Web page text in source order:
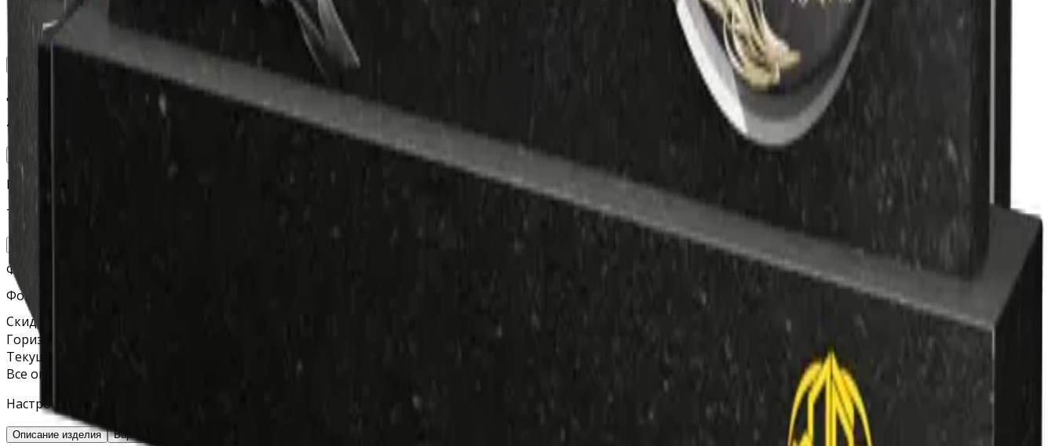
Портрет (ручная гравировка, 24×30)
18 000 руб.
Доп. изображения (гравировка станок)
4 000 руб.
Добавить
Гравировка на обратной стороне стелы
7 000 руб.
Фотокерамика (с учётом врезки)
Фото на стекле (с учётом крепежа)
Скидка
Горизонтальный памятник «Экран»
Текущий выбор
Все опции и итоговая стоимость
Настройте параметры во втором столбце, чтобы увидеть расчет и добавить товар в корзину.
Описание изделия Варианты комплектации